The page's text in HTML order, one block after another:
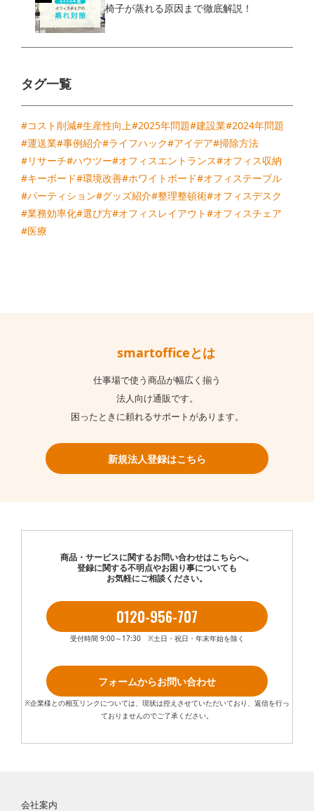
椅子が蒸れる原因まで徹底解説！
タグ一覧
#コスト削減#生産性向上#2025年問題#建設業#2024年問題
#運送業#事例紹介#ライフハック#アイデア#掃除方法
#リサーチ#ハウツー#オフィスエントランス#オフィス収納
#キーボード#環境改善#ホワイトボード#オフィステーブル
#パーティション#グッズ紹介#整理整頓術#オフィスデスク
#業務効率化#選び方#オフィスレイアウト#オフィスチェア
#医療
smartofficeとは
仕事場で使う商品が幅広く揃う
法人向け通販です。
困ったときに頼れるサポートがあります。
新規法人登録はこちら
商品・サービスに関するお問い合わせはこちらへ。
登録に関する不明点やお困り事についても
お気軽にご相談ください。
0120-956-707
受付時間 9:00～17:30 ※土日・祝日・年末年始を除く
フォームからお問い合わせ
※企業様との相互リンクについては、現状は控えさせていただいており、返信を行っ
ておりませんのでご了承ください。
会社案内